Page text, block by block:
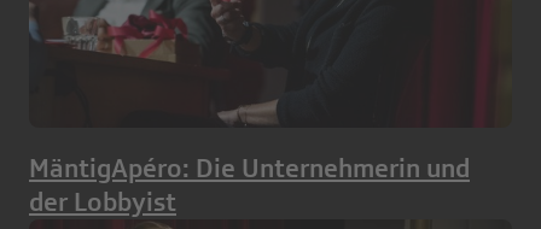
MäntigApéro: Die Unternehmerin und
der Lobbyist